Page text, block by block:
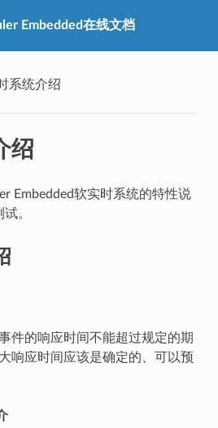
Embedded在线文档
系统介绍
绍
Embedded软实时系统的特性说
。
件的响应时间不能超过规定的期
响应时间应该是确定的、可以预